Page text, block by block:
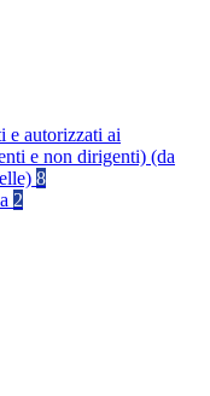
e autorizzati ai
e non dirigenti) (da
8
2